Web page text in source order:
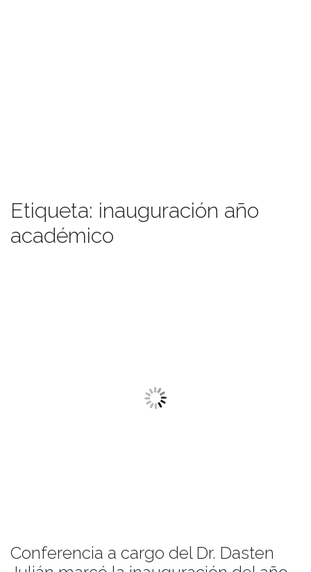
Etiqueta: inauguración año
académico
Conferencia a cargo del Dr. Dasten